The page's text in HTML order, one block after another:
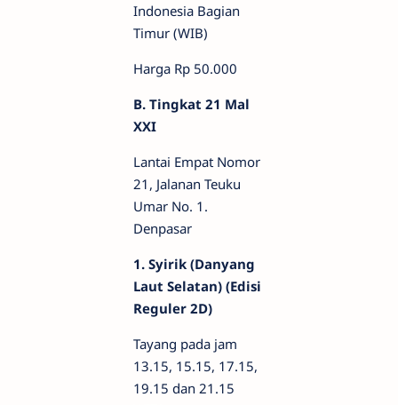
Indonesia Bagian
Timur (WIB)
Harga Rp 50.000
B. Tingkat 21 Mal
XXI
Lantai Empat Nomor
21, Jalanan Teuku
Umar No. 1.
Denpasar
1. Syirik (Danyang
Laut Selatan) (Edisi
Reguler 2D)
Tayang pada jam
13.15, 15.15, 17.15,
19.15 dan 21.15